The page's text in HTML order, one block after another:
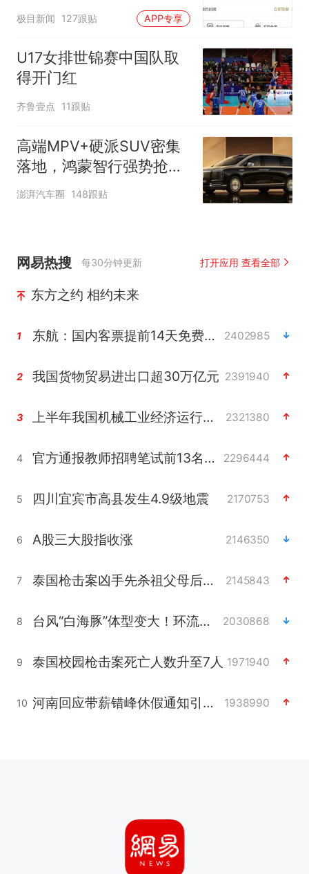
500杯，店员：今天奶茶
店都很忙，要等2个多小
时
极目新闻 127跟贴 APP专享
U17女排世锦赛中国队取
得开门红
齐鲁壹点 11跟贴
高端MPV+硬派SUV密集
落地，鸿蒙智行强势抢占
自主高端市场制高点
澎湃汽车圈 148跟贴
网易热搜 每30分钟更新 打开应用 查看全部
东方之约 相约未来
1 东航：国内客票提前14天免费退改 2402985
2 我国货物贸易进出口超30万亿元 2391940
3 上半年我国机械工业经济运行稳中有进 2321380
4 官方通报教师招聘笔试前13名被淘汰 2296444
5 四川宜宾市高县发生4.9级地震 2170753
6 A股三大股指收涨 2146350
7 泰国枪击案凶手先杀祖父母后行凶 2145843
8 台风“白海豚”体型变大！环流面积接近13个浙江那么大 2030868
9 泰国校园枪击案死亡人数升至7人 1971940
10 河南回应带薪错峰休假通知引争议 1938990